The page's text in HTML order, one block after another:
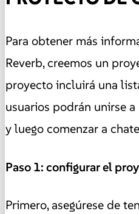
Para obtener más
Reverb, creemos un
proyecto incluirá una
usuarios podrán unirse
y luego comenzar a
Paso 1: configurar el
Primero, asegúrese de